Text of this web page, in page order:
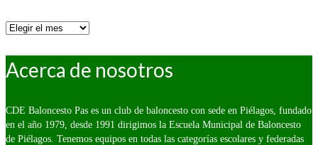
Por
Acerca de nosotros
CDE Baloncesto Pas es un club de baloncesto con sede en Piélagos, fundado
en el año 1979, desde 1991 dirigimos la Escuela Municipal de Baloncesto
de Piélagos. Tenemos equipos en todas las categorías escolares y federadas